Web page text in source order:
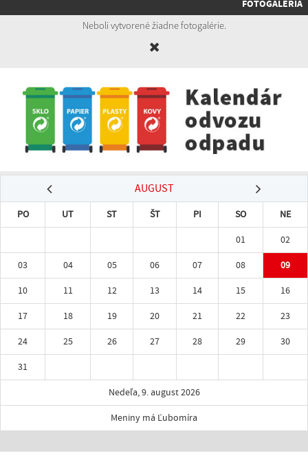
FOTOGALÉRIA
Neboli vytvorené žiadne fotogalérie.
AUGUST
PO UT ST ŠT PI SO
NE
01
02
03
04 05 06 07 08
09
10
11 12 13 14 15
16
17
18 19 20 21 22
23
24
25 26 27 28 29
30
31
Nedeľa, 9. august 2026
Meniny má Ľubomíra